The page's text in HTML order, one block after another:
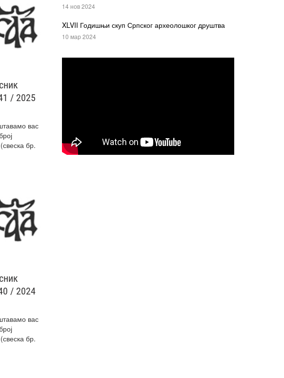
/ 2025
вас
бр.
/ 2024
вас
бр.
14 нов 2024
XLVII Годишњи скуп Српског археолошког друштва
10 мар 2024